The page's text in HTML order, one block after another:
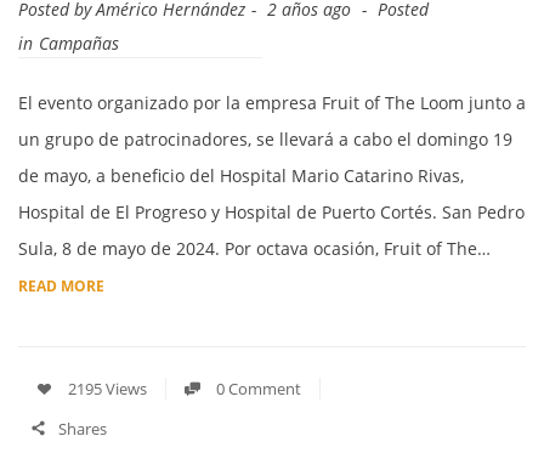
Posted byAmérico Hernández 2 años ago
Posted
in Campañas
El evento organizado por la empresa Fruit of The Loom junto a
un grupo de patrocinadores, se llevará a cabo el domingo 19
de mayo, a beneficio del Hospital Mario Catarino Rivas,
Hospital de El Progreso y Hospital de Puerto Cortés. San Pedro
Sula, 8 de mayo de 2024. Por octava ocasión, Fruit of The…
READ MORE
2195 Views
0 Comment
Shares